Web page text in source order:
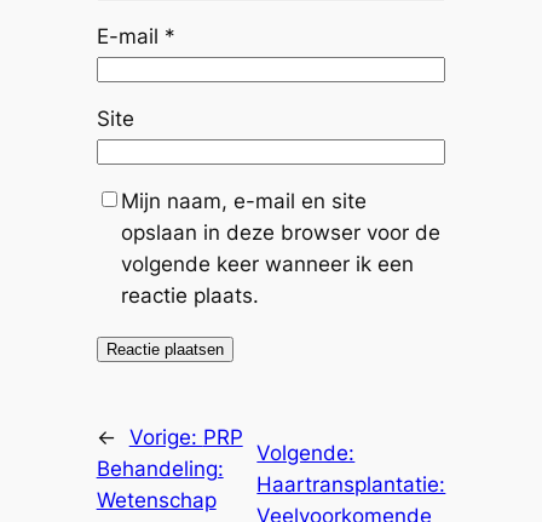
E-mail *
Site
Mijn naam, e-mail en site
opslaan in deze browser voor de
volgende keer wanneer ik een
reactie plaats.
← Vorige: PRP
Behandeling:
Wetenschap
Volgende:
Haartransplantatie:
Veelvoorkomende